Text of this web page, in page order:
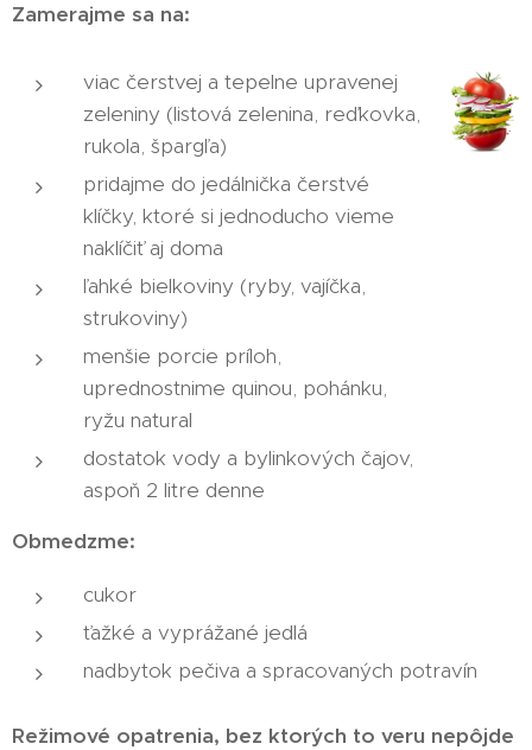
Zamerajme sa na:
viac čerstvej a tepelne upravenej
zeleniny (listová zelenina, reďkovka,
rukola, špargľa)
pridajme do jedálnička čerstvé
klíčky, ktoré si jednoducho vieme
naklíčiť aj doma
ľahké bielkoviny (ryby, vajíčka,
strukoviny)
menšie porcie príloh,
uprednostnime quinou, pohánku,
ryžu natural
dostatok vody a bylinkových čajov,
aspoň 2 litre denne
Obmedzme:
cukor
ťažké a vyprážané jedlá
nadbytok pečiva a spracovaných potravín
Režimové opatrenia, bez ktorých to veru nepôjde